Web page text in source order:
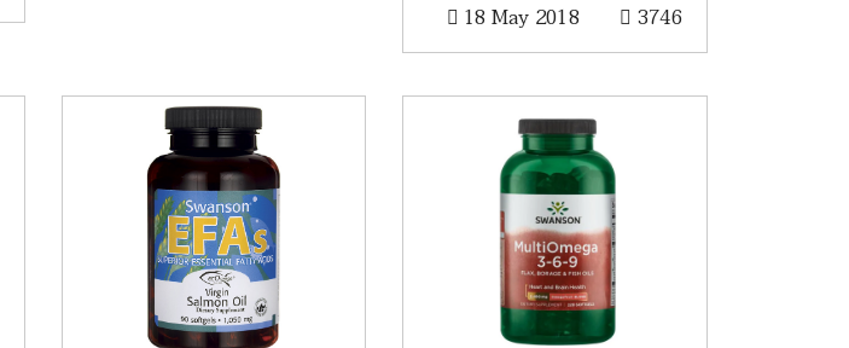
18 May 2018 3746